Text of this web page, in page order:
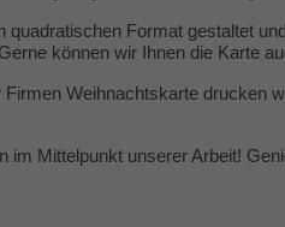
quadratischen Format gestaltet
können wir Ihnen die Karte
Weihnachtskarte drucken
im Mittelpunkt unserer Arbeit!